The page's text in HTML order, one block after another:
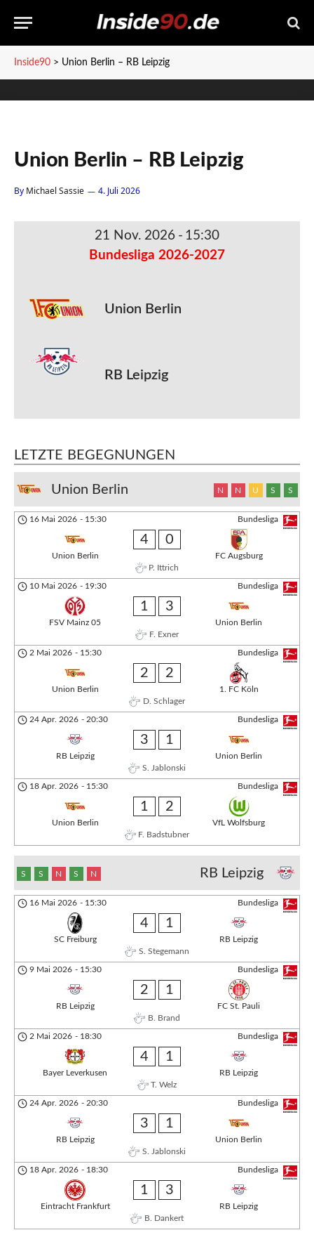
Inside90 > Union Berlin – RB Leipzig
Union Berlin – RB Leipzig
By Michael Sassie 4. Juli 2026
21 Nov. 2026 - 15:30
Bundesliga 2026-2027
Union Berlin
RB Leipzig
LETZTE BEGEGNUNGEN
Union Berlin N N U S S
Bundesliga
16 Mai 2026 - 15:30
Union Berlin
4 0
FC Augsburg
P. Ittrich
Bundesliga
10 Mai 2026 - 19:30
FSV Mainz 05
1 3
Union Berlin
F. Exner
Bundesliga
2 Mai 2026 - 15:30
Union Berlin
2 2
1. FC Köln
D. Schlager
Bundesliga
24 Apr. 2026 - 20:30
RB Leipzig
3 1
Union Berlin
S. Jablonski
Bundesliga
18 Apr. 2026 - 15:30
Union Berlin
1 2
VfL Wolfsburg
F. Badstubner
RB Leipzig
S S N S N
Bundesliga
16 Mai 2026 - 15:30
SC Freiburg
4 1
RB Leipzig
S. Stegemann
Bundesliga
9 Mai 2026 - 15:30
RB Leipzig
2 1
FC St. Pauli
B. Brand
Bundesliga
2 Mai 2026 - 18:30
Bayer Leverkusen
4 1
RB Leipzig
T. Welz
Bundesliga
24 Apr. 2026 - 20:30
RB Leipzig
3 1
Union Berlin
S. Jablonski
Bundesliga
18 Apr. 2026 - 18:30
Eintracht Frankfurt
1 3
RB Leipzig
B. Dankert